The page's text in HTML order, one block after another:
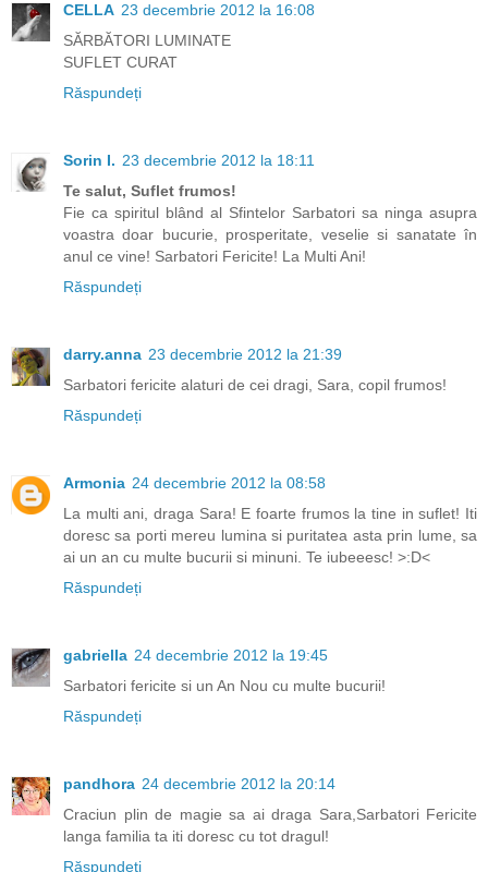
CELLA 23 decembrie 2012 la 16:08
SĂRBĂTORI LUMINATE
SUFLET CURAT
Răspundeți
Sorin I. 23 decembrie 2012 la 18:11
Te salut, Suflet frumos!
Fie ca spiritul blând al Sfintelor Sarbatori sa ninga asupra
voastra doar bucurie, prosperitate, veselie si sanatate în
anul ce vine! Sarbatori Fericite! La Multi Ani!
Răspundeți
darry.anna 23 decembrie 2012 la 21:39
Sarbatori fericite alaturi de cei dragi, Sara, copil frumos!
Răspundeți
Armonia 24 decembrie 2012 la 08:58
La multi ani, draga Sara! E foarte frumos la tine in suflet! Iti
doresc sa porti mereu lumina si puritatea asta prin lume, sa
ai un an cu multe bucurii si minuni. Te iubeeesc! >:D<
Răspundeți
gabriella 24 decembrie 2012 la 19:45
Sarbatori fericite si un An Nou cu multe bucurii!
Răspundeți
pandhora 24 decembrie 2012 la 20:14
Craciun plin de magie sa ai draga Sara,Sarbatori Fericite
langa familia ta iti doresc cu tot dragul!
Răspundeți